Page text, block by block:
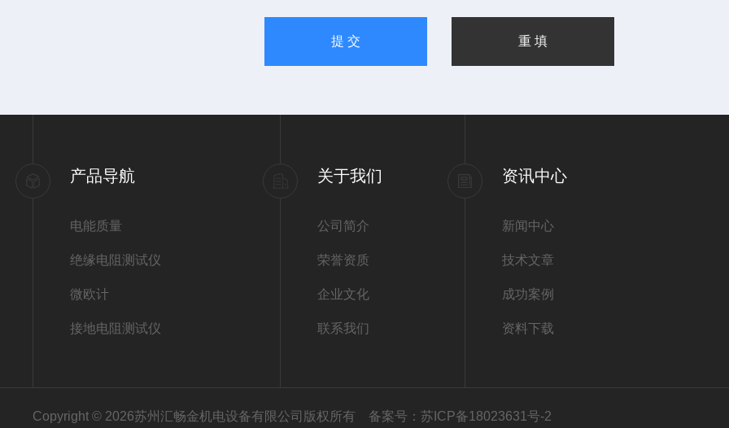
产品导航
电能质量
绝缘电阻测试仪
微欧计
接地电阻测试仪
关于我们
公司简介
荣誉资质
企业文化
联系我们
资讯中心
新闻中心
技术文章
成功案例
资料下载
Copyright © 2026苏州汇畅金机电设备有限公司版权所有 备案号：苏ICP备18023631号-2